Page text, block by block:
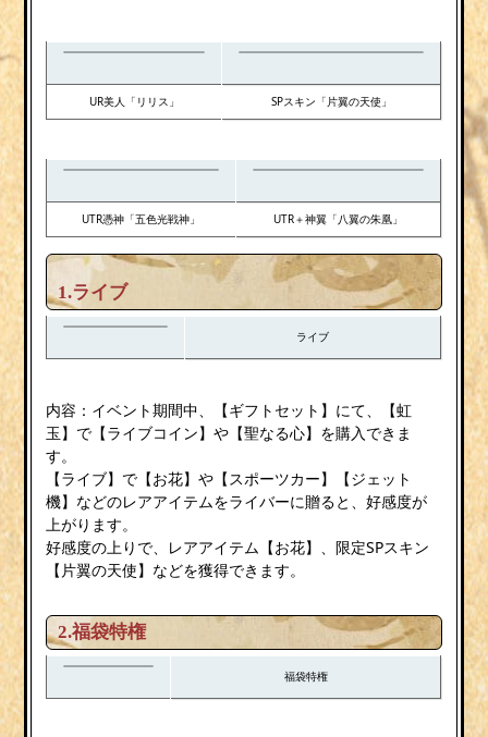
UR美人「リリス」 SPスキン「片翼の天使」
UTR憑神「五色光戦神」 UTR＋神翼「八翼の朱凰」
1.ライブ
ライブ
内容：イベント期間中、【ギフトセット】にて、【虹
玉】で【ライブコイン】や【聖なる心】を購入できま
す。
【ライブ】で【お花】や【スポーツカー】【ジェット
機】などのレアアイテムをライバーに贈ると、好感度が
上がります。
好感度の上りで、レアアイテム【お花】、限定SPスキン
【片翼の天使】などを獲得できます。
2.福袋特権
福袋特権